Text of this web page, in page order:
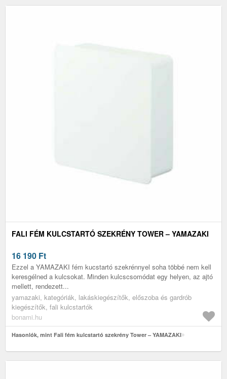
FALI FÉM KULCSTARTÓ SZEKRÉNY TOWER – YAMAZAKI
16 190 Ft
Ezzel a YAMAZAKI fém kucstartó szekrénnyel soha többé nem kell
keresgélned a kulcsokat. Minden kulcscsomódat egy helyen, az ajtó
mellett, rendezett...
yamazaki, kategóriák, lakáskiegészítők, előszoba és gardrób
kiegészítők, fali kulcstartók
bonami.hu
Hasonlók, mint Fali fém kulcstartó szekrény Tower – YAMAZAKI